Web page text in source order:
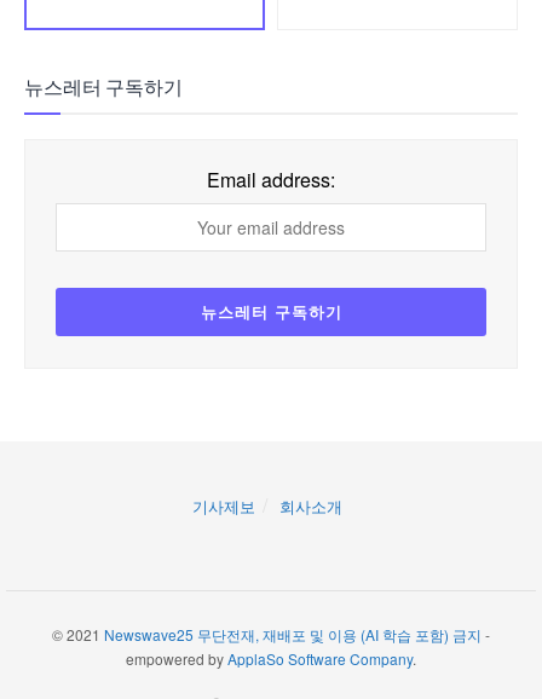
뉴스레터 구독하기
Email address:
기사제보 회사소개
© 2021 Newswave25 무단전재, 재배포 및 이용 (AI 학습 포함) 금지 -
empowered byApplaSo Software Company.